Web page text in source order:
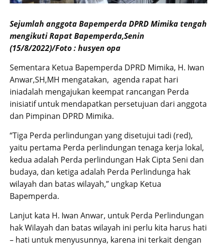
Sejumlah anggota Bapemperda DPRD Mimika tengah
mengikuti Rapat Bapemperda,Senin
(15/8/2022)/Foto : husyen opa
Sementara Ketua Bapemperda DPRD Mimika, H. Iwan
Anwar,SH,MH mengatakan, agenda rapat hari
iniadalah mengajukan keempat rancangan Perda
inisiatif untuk mendapatkan persetujuan dari anggota
dan Pimpinan DPRD Mimika.
“Tiga Perda perlindungan yang disetujui tadi (red),
yaitu pertama Perda perlindungan tenaga kerja lokal,
kedua adalah Perda perlindungan Hak Cipta Seni dan
budaya, dan ketiga adalah Perda Perlindunga hak
wilayah dan batas wilayah,” ungkap Ketua
Bapemperda.
Lanjut kata H. Iwan Anwar, untuk Perda Perlindungan
hak Wilayah dan batas wilayah ini perlu kita harus hati
– hati untuk menyusunnya, karena ini terkait dengan